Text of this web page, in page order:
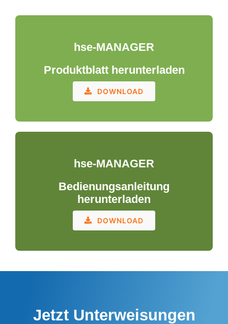
hse-MANAGER
Produktblatt herunterladen
DOWNLOAD
hse-MANAGER
Bedienungsanleitung
herunterladen
DOWNLOAD
Jetzt Unterweisungen